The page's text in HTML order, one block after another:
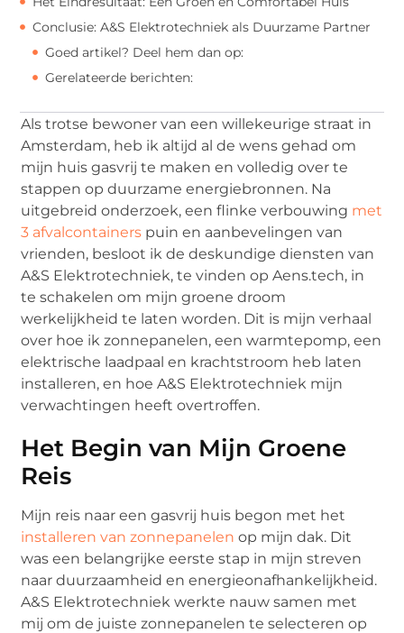
Conclusie: A&S Elektrotechniek als Duurzame Partner
Goed artikel? Deel hem dan op:
Gerelateerde berichten:
Als trotse bewoner van een willekeurige straat in
Amsterdam, heb ik altijd al de wens gehad om
mijn huis gasvrij te maken en volledig over te
stappen op duurzame energiebronnen. Na
uitgebreid onderzoek, een flinke verbouwing met
3 afvalcontainers puin en aanbevelingen van
vrienden, besloot ik de deskundige diensten van
A&S Elektrotechniek, te vinden op Aens.tech, in
te schakelen om mijn groene droom
werkelijkheid te laten worden. Dit is mijn verhaal
over hoe ik zonnepanelen, een warmtepomp, een
elektrische laadpaal en krachtstroom heb laten
installeren, en hoe A&S Elektrotechniek mijn
verwachtingen heeft overtroffen.
Het Begin van Mijn Groene
Reis
Mijn reis naar een gasvrij huis begon met het
installeren van zonnepanelen op mijn dak. Dit
was een belangrijke eerste stap in mijn streven
naar duurzaamheid en energieonafhankelijkheid.
A&S Elektrotechniek werkte nauw samen met
mij om de juiste zonnepanelen te selecteren op